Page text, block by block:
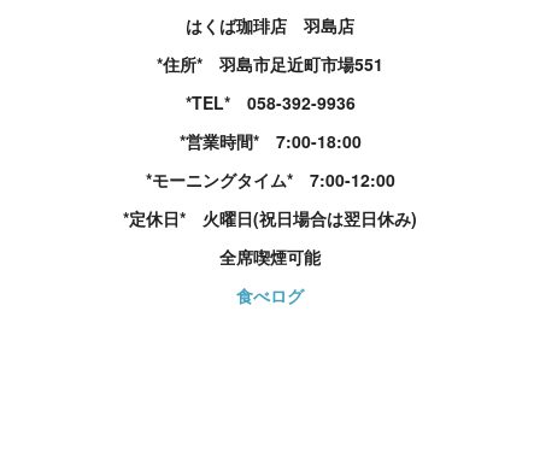
はくば珈琲店 羽島店
*住所* 羽島市足近町市場551
*TEL* 058-392-9936
*営業時間* 7:00-18:00
*モーニングタイム* 7:00-12:00
*定休日* 火曜日(祝日場合は翌日休み)
全席喫煙可能
食べログ